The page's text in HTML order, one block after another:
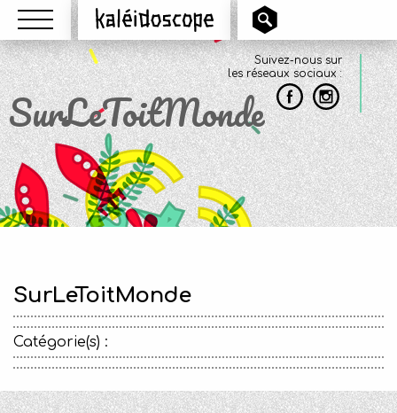
Menu Kaléidoscope
Suivez-nous sur
les réseaux sociaux :
SurLeToitMonde
SurLeToitMonde
Catégorie(s) :